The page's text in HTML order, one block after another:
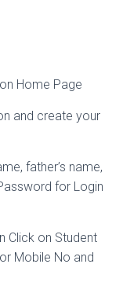
Home Page
and create your
father’s name,
for Login
Click on Student
Mobile No and